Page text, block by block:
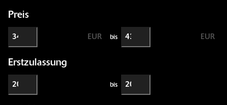
Preis
EUR bis EUR
Erstzulassung
bis